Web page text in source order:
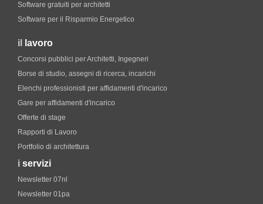
Software gratuiti per architetti
Software per il Risparmio Energetico
il lavoro
Concorsi pubblici per Architetti, Ingegneri
Borse di studio, assegni di ricerca, incarichi
Elenchi professionisti per affidamenti d'incarico
Gare per affidamenti d'incarico
Offerte di stage
Rapporti di Lavoro
Portfolio di architettura
i servizi
Newsletter 07nl
Newsletter 01pa